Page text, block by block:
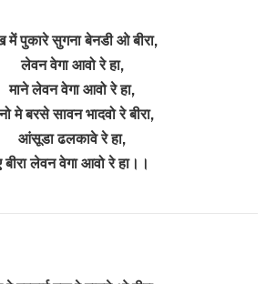
में पुकारे सुगना बेनडी ओ बीरा,
लेवन वेगा आवो रे हा,
माने लेवन वेगा आवो रे हा,
मे बरसे सावन भादवो रे बीरा,
आंसूडा ढलकावे रे हा,
बीरा लेवन वेगा आवो रे हा।।